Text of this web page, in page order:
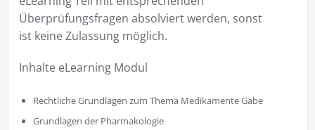
Überprüfungsfragen absolviert werden, sonst
ist keine Zulassung möglich.
Inhalte eLearning Modul
Rechtliche Grundlagen zum Thema Medikamente Gabe
Grundlagen der Pharmakologie